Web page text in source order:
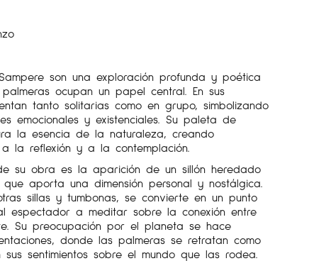
son una exploración profunda y poética
ocupan un papel central. En sus
tanto solitarias como en grupo, simbolizando
emocionales y existenciales. Su paleta de
la esencia de la naturaleza, creando
la reflexión y a la contemplación.
su obra es la aparición de un sillón heredado
aporta una dimensión personal y nostálgica.
sillas y tumbonas, se convierte en un punto
espectador a meditar sobre la conexión entre
Su preocupación por el planeta se hace
donde las palmeras se retratan como
sentimientos sobre el mundo que las rodea.